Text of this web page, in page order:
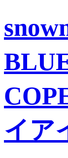
イア